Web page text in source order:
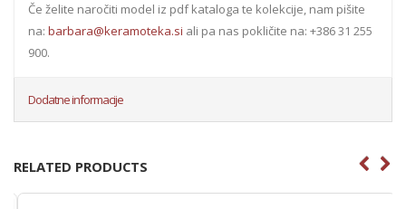
Če želite naročiti model iz pdf kataloga te kolekcije, nam pišite
na: barbara@keramoteka.si ali pa nas pokličite na: +386 31 255
900.
Dodatne informacije
RELATED PRODUCTS